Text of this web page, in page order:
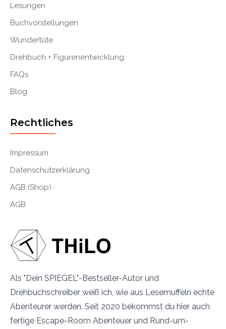
Als "Dein SPIEGEL"-Bestseller-Autor und
Drehbuchschreiber weiß ich, wie aus Lesemuffeln echte
Abenteurer werden. Seit 2020 bekommst du hier auch
fertige Escape-Room Abenteuer und Rund-um-
Lesungen
Buchvorstellungen
Wundertüte
Drehbuch + Figurenentwicklung
FAQs
Blog
Rechtliches
Impressum
Datenschutzerklärung
AGB (Shop)
AGB